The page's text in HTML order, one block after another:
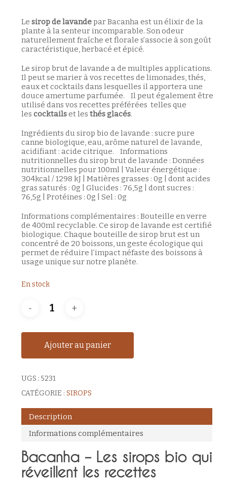
Le sirop de lavandepar Bacanha est un élixir de la
plante à la senteur incomparable. Son odeur
naturellement fraîche et florale s’associe à son goût
caractéristique, herbacé et épicé.
Le sirop brut de lavande a de multiples applications.
Il peut se marier à vos recettes de limonades, thés,
eaux et cocktails dans lesquelles il apportera une
douce amertume parfumée. Il peut également être
utilisé dans vos recettes préférées telles que
les cocktailset les thés glacés.
Ingrédients du sirop bio de lavande : sucre pure
canne biologique, eau, arôme naturel de lavande,
acidifiant : acide citrique. Informations
nutritionnelles du sirop brut de lavande : Données
nutritionnelles pour 100ml | Valeur énergétique :
304kcal / 1298 kJ | Matières grasses : 0g | dont acides
gras saturés : 0g | Glucides : 76,5g | dont sucres :
76,5g | Protéines : 0g | Sel : 0g
Informations complémentaires : Bouteille en verre
de 400ml recyclable. Ce sirop de lavande est certifié
biologique. Chaque bouteille de sirop brut est un
concentré de 20 boissons, un geste écologique qui
permet de réduire l’impact néfaste des boissons à
usage unique sur notre planète.
En stock
Ajouter au panier
UGS : 5231
CATÉGORIE : SIROPS
Description
Informations complémentaires
Bacanha – Les sirops bio qui
réveillent les recettes